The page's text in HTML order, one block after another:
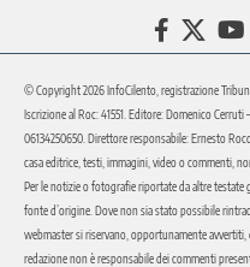
© Copyright 2026 InfoCilento, registrazione
Iscrizione al Roc: 41551. Editore: Domenico
06134250650. Direttore responsabile: Ernesto
casa editrice, testi, immagini, video o commenti,
Per le notizie o fotografie riportate da altre testate
fonte d’origine. Dove non sia stato possibile
webmaster si riservano, opportunamente
redazione non è responsabile dei commenti